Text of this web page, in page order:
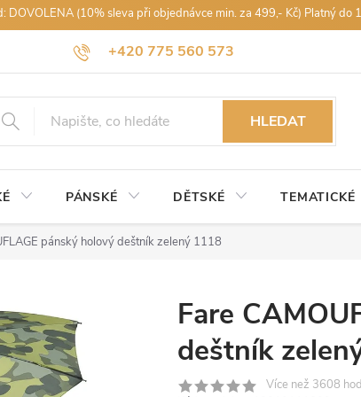
DOVOLENA (10% sleva při objednávce min. za 499,- Kč) Platný do
+420 775 560 573
petra@rajdestniku.cz
k nákupu Obchodní podmínky Podmínky ochrany
HLEDAT
PÁNSKÉ DĚTSKÉ TEMATICKÉ
pánský holový deštník zelený 1118
Fare
deštník